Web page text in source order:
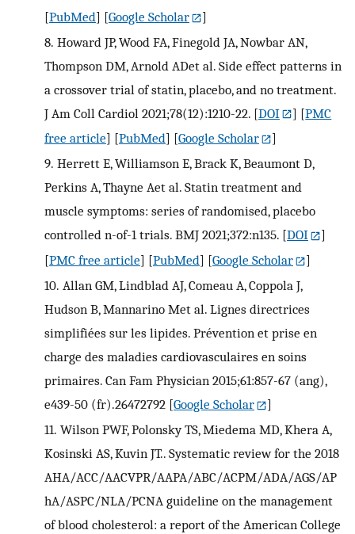
[PubMed] [Google Scholar
]
8. Howard JP, Wood FA, Finegold JA, Nowbar AN,
Thompson DM, Arnold ADet al. Side effect patterns in
a crossover trial of statin, placebo, and no treatment.
J Am Coll Cardiol 2021;78(12):1210-22. [DOI ] [PMC
free article] [PubMed] [Google Scholar
]
9. Herrett E, Williamson E, Brack K, Beaumont D,
Perkins A, Thayne Aet al. Statin treatment and
muscle symptoms: series of randomised, placebo
controlled n-of-1 trials. BMJ 2021;372:n135. [DOI
]
[PMC free article] [PubMed] [Google Scholar
]
10. Allan GM, Lindblad AJ, Comeau A, Coppola J,
Hudson B, Mannarino Met al. Lignes directrices
simplifiées sur les lipides. Prévention et prise en
charge des maladies cardiovasculaires en soins
primaires. Can Fam Physician 2015;61:857-67 (ang),
e439-50 (fr).26472792 [Google Scholar
]
11. Wilson PWF, Polonsky TS, Miedema MD, Khera A,
Kosinski AS, Kuvin JT.. Systematic review for the 2018
AHA/ACC/AACVPR/AAPA/ABC/ACPM/ADA/AGS/AP
hA/ASPC/NLA/PCNA guideline on the management
of blood cholesterol: a report of the American College